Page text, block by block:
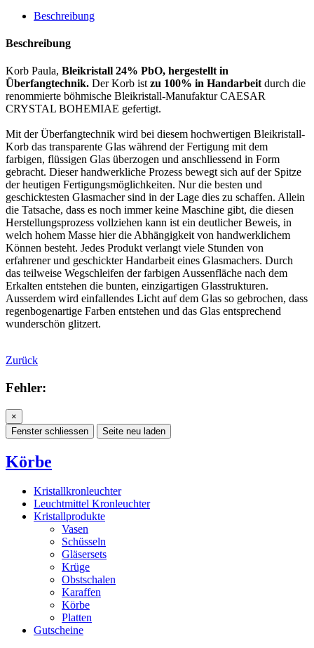
Beschreibung
Beschreibung
Korb Paula, Bleikristall 24% PbO, hergestellt in
Überfangtechnik. Der Korb ist zu 100% in Handarbeit durch die
renommierte böhmische Bleikristall-Manufaktur CAESAR
CRYSTAL BOHEMIAE gefertigt.
Mit der Überfangtechnik wird bei diesem hochwertigen Bleikristall-
Korb das transparente Glas während der Fertigung mit dem
farbigen, flüssigen Glas überzogen und anschliessend in Form
gebracht. Dieser handwerkliche Prozess bewegt sich auf der Spitze
der heutigen Fertigungsmöglichkeiten. Nur die besten und
geschicktesten Glasmacher sind in der Lage dies zu schaffen. Allein
die Tatsache, dass es noch immer keine Maschine gibt, die diesen
Herstellungsprozess vollziehen kann ist ein deutlicher Beweis, in
welch hohem Masse hier die Abhängigkeit von handwerklichem
Können besteht. Jedes Produkt verlangt viele Stunden von
erfahrener und geschickter Handarbeit eines Glasmachers. Durch
das teilweise Wegschleifen der farbigen Aussenfläche nach dem
Erkalten entstehen die bunten, einzigartigen Glasstrukturen.
Ausserdem wird einfallendes Licht auf dem Glas so gebrochen, dass
regenbogenartige Farben entstehen und das Glas entsprechend
wunderschön glitzert.
Zurück
Fehler:
×
Fenster schliessen
Seite neu laden
Körbe
Kristallkronleuchter
Leuchtmittel Kronleuchter
Kristallprodukte
Vasen
Schüsseln
Gläsersets
Krüge
Obstschalen
Karaffen
Körbe
Platten
Gutscheine